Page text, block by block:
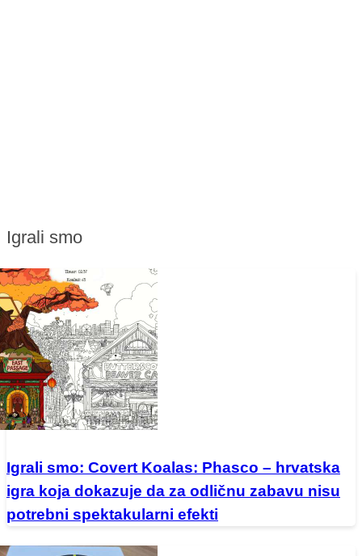
Igrali smo
Igrali smo: Covert Koalas: Phasco – hrvatska
igra koja dokazuje da za odličnu zabavu nisu
potrebni spektakularni efekti